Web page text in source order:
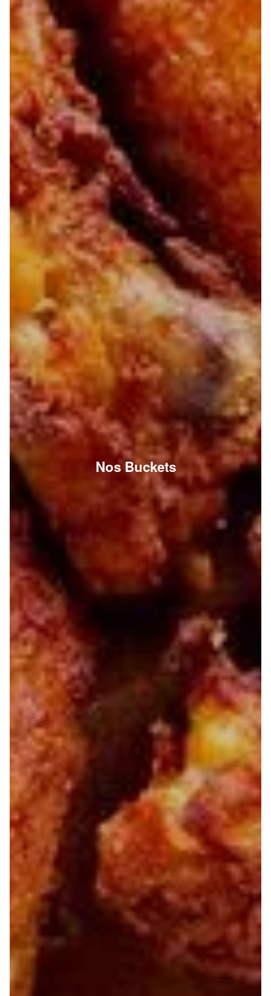
Nos Buckets